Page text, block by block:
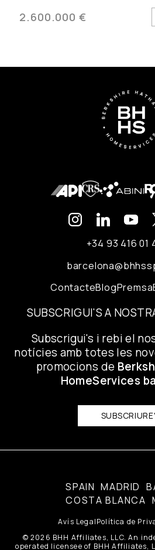
2.600.000 €
+34 93 416 01
ContacteBlogPremsa
SUBSCRIGUI'S A
Subscrigui's i rebi el
notícies amb totes les
promocions de
HomeServices
SPAIN MADRID
COSTA BLANCA
Avís LegalPolítica de
© 2026 BHH Affiliates, LLC. An
operated licensee of BHH Affiliates,